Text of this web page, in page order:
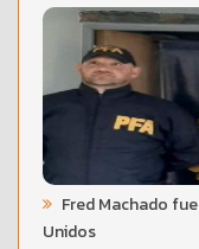
Fred Machado
Unidos